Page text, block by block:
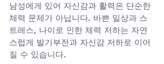
남성에게 있어 자신감과 활력은 단순한
체력 문제가 아닙니다. 바쁜 일상과 스
트레스, 나이로 인한 체력 저하는 자연
스럽게 발기부전과 자신감 저하로 이어
질 수 있습니다.